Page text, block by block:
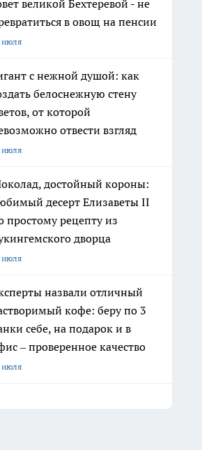
великой Бехтеревой - не
в овощ на пенсии
июля
с нежной душой: как
белоснежную стену
от которой
отвести взгляд
июля
достойный короны:
десерт Елизаветы II
простому рецепту из
дворца
июля
назвали отличный
кофе: беру по 3
себе, на подарок и в
– проверенное качество
июля